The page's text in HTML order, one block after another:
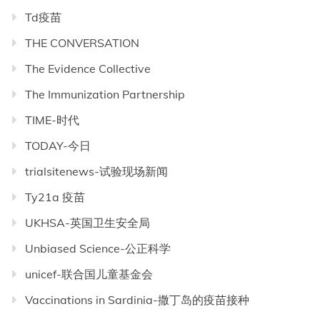
Td疫苗
THE CONVERSATION
The Evidence Collective
The Immunization Partnership
TIME-时代
TODAY-今日
trialsitenews-试验现场新闻
Ty21a 疫苗
UKHSA-英国卫生安全局
Unbiased Science-公正科学
unicef-联合国儿童基金会
Vaccinations in Sardinia-撒丁岛的疫苗接种